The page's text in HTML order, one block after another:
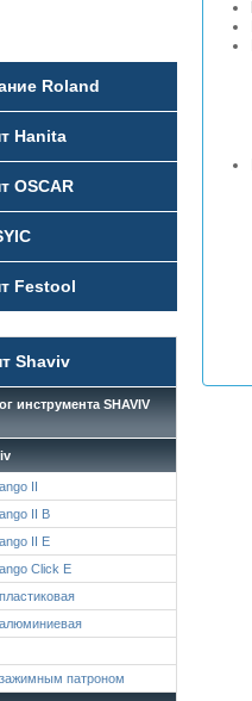
Roland
Hanita
OSCAR
Festool
Shaviv
инструмента SHAVIV
II
II B
II E
Click E
зажимным патроном